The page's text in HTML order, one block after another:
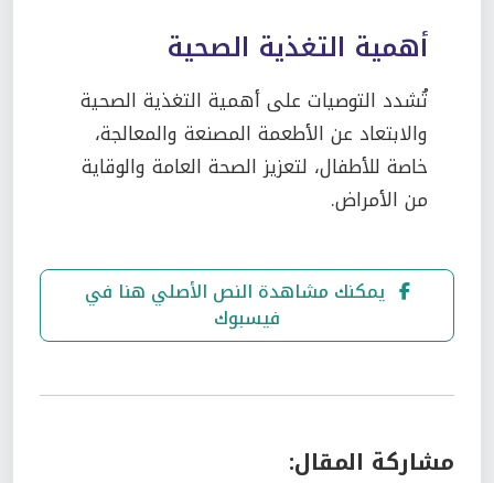
أهمية التغذية الصحية
تُشدد التوصيات على أهمية التغذية الصحية
والابتعاد عن الأطعمة المصنعة والمعالجة،
خاصة للأطفال، لتعزيز الصحة العامة والوقاية
من الأمراض.
يمكنك مشاهدة النص الأصلي هنا في
فيسبوك
مشاركة المقال: